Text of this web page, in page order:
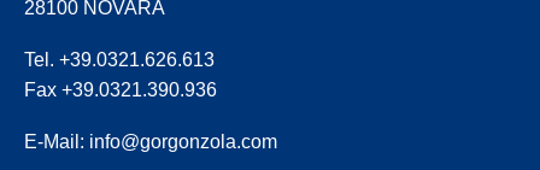
28100 NOVARA
Tel. +39.0321.626.613
Fax +39.0321.390.936
E-Mail: info@gorgonzola.com